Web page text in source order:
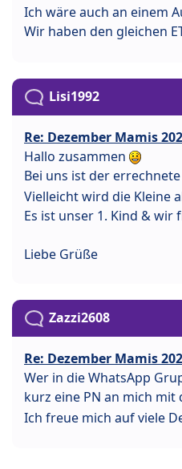
Ich wäre auch an einem
Wir haben den gleichen
Lisi1992
Re: Dezember Mamis
Hallo zusammen
Bei uns ist der
Vielleicht wird die Kleine
Es ist unser 1. Kind & wir
Liebe Grüße
Zazzi2608
Re: Dezember Mamis
Wer in die WhatsApp
kurz eine PN an mich
Ich freue mich auf viele